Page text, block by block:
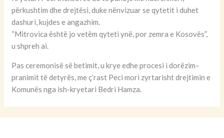
përkushtim dhe drejtësi, duke nënvizuar se qytetit i duhet
dashuri, kujdes e angazhim.
“Mitrovica është jo vetëm qyteti ynë, por zemra e Kosovës”,
u shpreh ai.
Pas ceremonisë së betimit, u krye edhe procesi i dorëzim–
pranimit të detyrës, me ç’rast Peci mori zyrtarisht drejtimin e
Komunës nga ish-kryetari Bedri Hamza.